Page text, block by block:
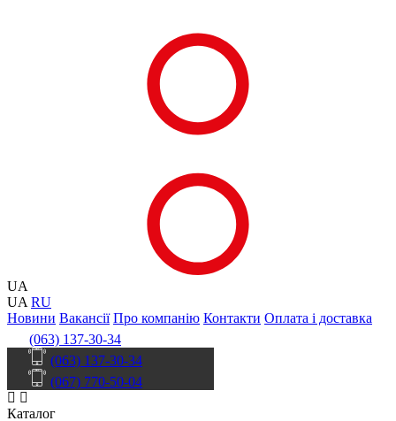
UA
UA RU
Новини Вакансії Про компанію Контакти Оплата і доставка
(063) 137-30-34
(063) 137-30-34
(067) 770-50-04
Каталог